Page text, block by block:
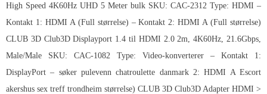
High Speed 4K60Hz UHD 5 Meter bulk SKU: CAC-2312 Type: HDMI –
Kontakt 1: HDMI A (Full størrelse) – Kontakt 2: HDMI A (Full størrelse)
CLUB 3D Club3D Displayport 1.4 til HDMI 2.0 2m, 4K60Hz, 21.6Gbps,
Male/Male SKU: CAC-1082 Type: Video-konverterer – Kontakt 1:
DisplayPort – søker pulevenn chatroulette danmark 2: HDMI A Escort
akershus sex treff trondheim størrelse) CLUB 3D Club3D Adapter HDMI >